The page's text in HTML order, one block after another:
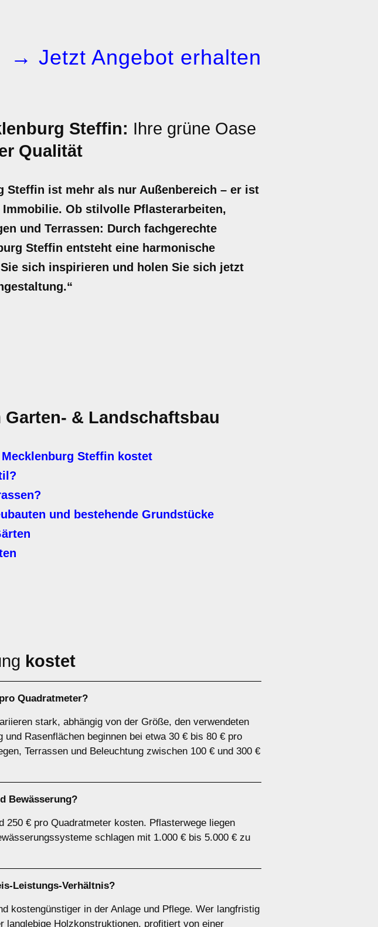
→ Jetzt Angebot erhalten
Steffin: Ihre grüne Oase
Qualität
Steffin ist mehr als nur Außenbereich – er ist
Ob stilvolle Pflasterarbeiten,
und Terrassen: Durch fachgerechte
Steffin entsteht eine harmonische
sich inspirieren und holen Sie sich jetzt
Garten- & Landschaftsbau
Steffin kostet
und bestehende Grundstücke
kostet
Quadratmeter?
stark, abhängig von der Größe, den verwendeten
Rasenflächen beginnen bei etwa 30 € bis 80 € pro
Terrassen und Beleuchtung zwischen 100 € und 300 €
Bewässerung?
€ pro Quadratmeter kosten. Pflasterwege liegen
schlagen mit 1.000 € bis 5.000 € zu
Leistungs-Verhältnis?
kostengünstiger in der Anlage und Pflege. Wer langfristig
Holzkonstruktionen, profitiert von einer